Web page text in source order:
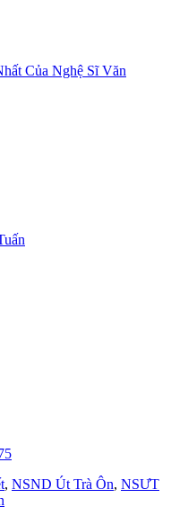
Của Nghệ Sĩ Văn
, NSND Út Trà Ôn, NSƯT